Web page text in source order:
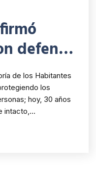
defensa
30
de los Habitantes
los
hoy, 30 años
intacto,…